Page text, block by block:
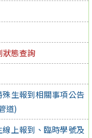
狀態查詢
殊生報到相關事項公告
道)
線上報到、臨時學號及